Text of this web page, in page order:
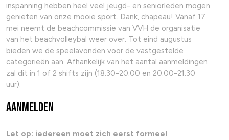
inspanning hebben heel veel jeugd- en seniorleden mogen
genieten van onze mooie sport. Dank, chapeau! Vanaf 17
mei neemt de beachcommissie van VVH de organisatie
van het beachvolleybal weer over. Tot eind augustus
bieden we de speelavonden voor de vastgestelde
categorieën aan. Afhankelijk van het aantal aanmeldingen
zal dit in 1 of 2 shifts zijn (18.30-20.00 en 20.00-21.30
uur).
Aanmelden
Let op: iedereen moet zich eerst formeel